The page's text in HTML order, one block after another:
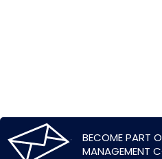
BECOME PART
MANAGEMENT